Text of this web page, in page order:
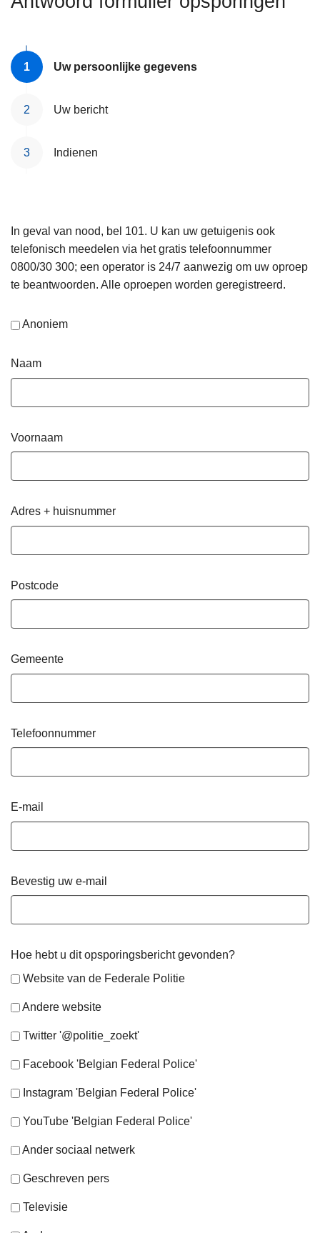
Uw persoonlijke gegevens
Uw bericht
Indienen
In geval van nood, bel 101. U kan uw getuigenis ook
telefonisch meedelen via het gratis telefoonnummer
0800/30 300; een operator is 24/7 aanwezig om uw oproep
te beantwoorden. Alle oproepen worden geregistreerd.
Anoniem
Naam
Voornaam
Adres + huisnummer
Postcode
Gemeente
Telefoonnummer
E-mail
Bevestig uw e-mail
Hoe hebt u dit opsporingsbericht gevonden?
Website van de Federale Politie
Andere website
Twitter '@politie_zoekt'
Facebook 'Belgian Federal Police'
Instagram 'Belgian Federal Police'
YouTube 'Belgian Federal Police'
Ander sociaal netwerk
Geschreven pers
Televisie